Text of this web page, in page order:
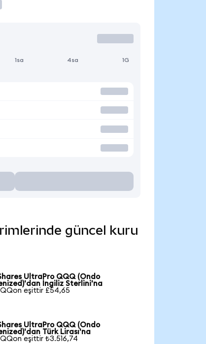
1sa 4sa 1G
güncel kuru
UltraPro QQQ (Ondo
İngiliz Sterlini'na
eşittir £54,65
UltraPro QQQ (Ondo
Türk Lirası'na
eşittir ₺3.516,74